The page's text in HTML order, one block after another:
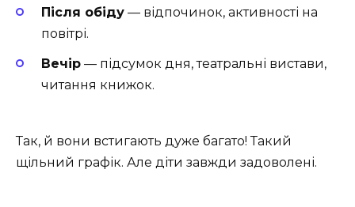
Після обіду — відпочинок, активності на
повітрі.
Вечір — підсумок дня, театральні вистави,
читання книжок.
Так, й вони встигають дуже багато! Такий
щільний графік. Але діти завжди задоволені.